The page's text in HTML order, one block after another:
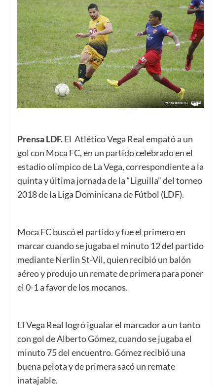
Prensa LDF.El Atlético Vega Real empató a un
gol con Moca FC, en un partido celebrado en el
estadio olímpico de La Vega, correspondiente a la
quinta y última jornada de la “Liguilla” del torneo
2018 de la Liga Dominicana de Fútbol (LDF).
Moca FC buscó el partido y fue el primero en
marcar cuando se jugaba el minuto 12 del partido
mediante Nerlin St-Vil, quien recibió un balón
aéreo y produjo un remate de primera para poner
el 0-1 a favor de los mocanos.
El Vega Real logró igualar el marcador a un tanto
con gol de Alberto Gómez, cuando se jugaba el
minuto 75 del encuentro. Gómez recibió una
buena pelota y de primera sacó un remate
inatajable.